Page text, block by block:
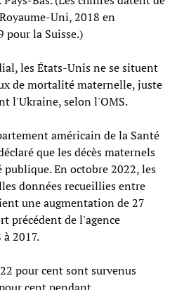
Uni, 2018 en
pour la Suisse.)
les États-Unis ne se situent
de mortalité maternelle, juste
l'Ukraine, selon l'OMS.
américain de la Santé
que les décès maternels
En octobre 2022, les
données recueillies entre
une augmentation de 27
précédent de l'agence
2017.
pour cent sont survenus